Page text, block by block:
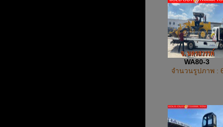
WA80-3
จำนวนรูปภาพ :